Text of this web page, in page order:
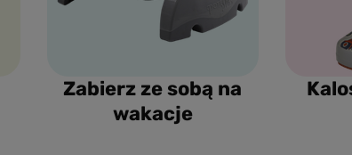
Zabierz ze sobą na
wakacje